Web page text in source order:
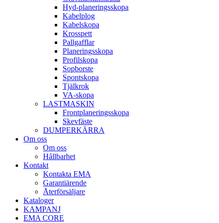
Hyd­-planerings­skopa
Kabel­plog
Kabel­skopa
Kros­spett
Pallgafflar
Planerings­skopa
Profil­skopa
Sop­borste
Spont­skopa
Tjäl­krok
VA­-skopa
LAST­MASKIN
Front­planerings­skopa
Skev­fäste
DUMPER­KÄRRA
Om oss
Om oss
Hållbarhet
Kontakt
Kontakta EMA
Garantiärende
Återförsäljare
Kataloger
KAMPANJ
EMA CORE